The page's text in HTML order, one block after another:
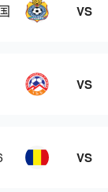
VS
VS
VS